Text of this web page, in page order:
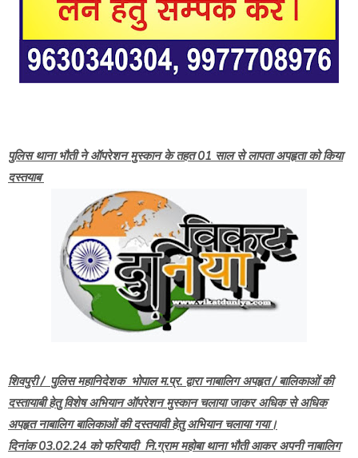
पुलिस थाना भौती ने ऑपरेशन मुस्कान के तहत 01 साल से लापता अपहृता को किया
दस्तयाब
शिवपुरी / पुलिस महानिदेशक भोपाल म.प्र. द्वारा नाबालिग अपहृत / बालिकाओं की
दस्तायाबी हेतु विशेष अभियान ऑपरेशन मुस्कान चलाया जाकर अधिक से अधिक
अपहृत नाबालिग बालिकाओं की दस्तयावी हेतु अभियान चलाया गया।
दिनांक 03.02.24 को फरियादी नि.ग्राम महोबा थाना भौती आकर अपनी नाबालिग